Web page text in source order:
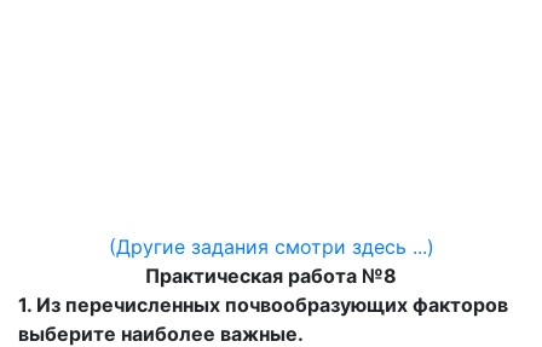
(Другие задания смотри здесь ...)
Практическая работа №8
1. Из перечисленных почвообразующих факторов
выберите наиболее важные.